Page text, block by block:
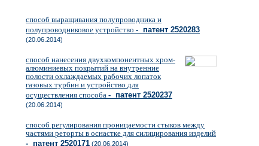
способ выращивания полупроводника и
полупроводниковое устройство - патент 2520283
(20.06.2014)
способ нанесения двухкомпонентных хром-
алюминиевых покрытий на внутренние
полости охлаждаемых рабочих лопаток
газовых турбин и устройство для
осуществления способа - патент 2520237
(20.06.2014)
способ регулирования проницаемости стыков между
частями реторты в оснастке для силицирования изделий
- патент 2520171 (20.06.2014)